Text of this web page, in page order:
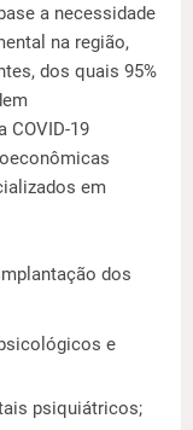
a necessidade
na região,
dos quais 95%
COVID-19
em
dos
e
psiquiátricos;